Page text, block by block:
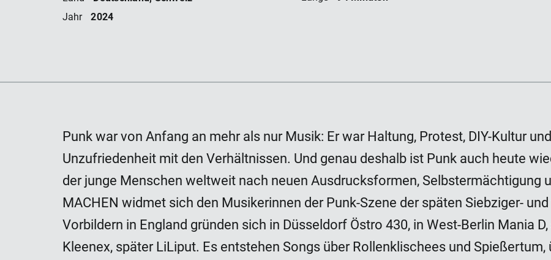
Jahr 2024
Punk war von Anfang an mehr als nur Musik: Er war Haltung, Protest, DIY-Kultur
Unzufriedenheit mit den Verhältnissen. Und genau deshalb ist Punk auch heute
der junge Menschen weltweit nach neuen Ausdrucksformen, Selbstermächtigung
MACHEN widmet sich den Musikerinnen der Punk-Szene der späten Siebziger-
Vorbildern in England gründen sich in Düsseldorf Östro 430, in West-Berlin Mania
Kleenex, später LiLiput. Es entstehen Songs über Rollenklischees und